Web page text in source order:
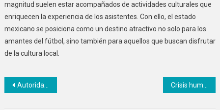
magnitud suelen estar acompañados de actividades culturales que
enriquecen la experiencia de los asistentes. Con ello, el estado
mexicano se posiciona como un destino atractivo no solo para los
amantes del fútbol, sino también para aquellos que buscan disfrutar
de la cultura local.
Navegación
Autoridades dominicanas detienen a dos hombres por tráfico de cocaína en aeropuerto Crisis humanitaria en Venezuela: terremotos dejan cerca de 2 mil muertos